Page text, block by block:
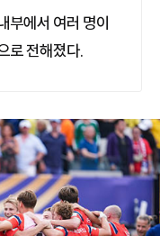
부에서 여러 명이
로 전해졌다.